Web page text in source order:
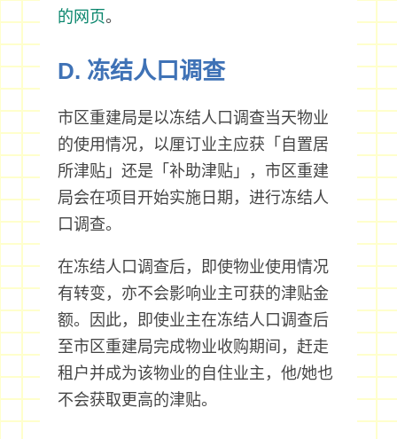
的网页。
D. 冻结人口调查
市区重建局是以冻结人口调查当天物业
的使用情况，以厘订业主应获「自置居
所津贴」还是「补助津贴」，市区重建
局会在项目开始实施日期，进行冻结人
口调查。
在冻结人口调查后，即使物业使用情况
有转变，亦不会影响业主可获的津贴金
额。因此，即使业主在冻结人口调查后
至市区重建局完成物业收购期间，赶走
租户并成为该物业的自住业主，他/她也
不会获取更高的津贴。